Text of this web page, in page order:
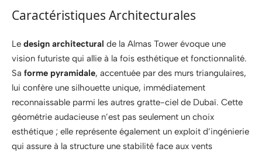
Caractéristiques Architecturales
Le design architectural de la Almas Tower évoque une
vision futuriste qui allie à la fois esthétique et fonctionnalité.
Sa forme pyramidale, accentuée par des murs triangulaires,
lui confère une silhouette unique, immédiatement
reconnaissable parmi les autres gratte-ciel de Dubaï. Cette
géométrie audacieuse n’est pas seulement un choix
esthétique ; elle représente également un exploit d’ingénierie
qui assure à la structure une stabilité face aux vents